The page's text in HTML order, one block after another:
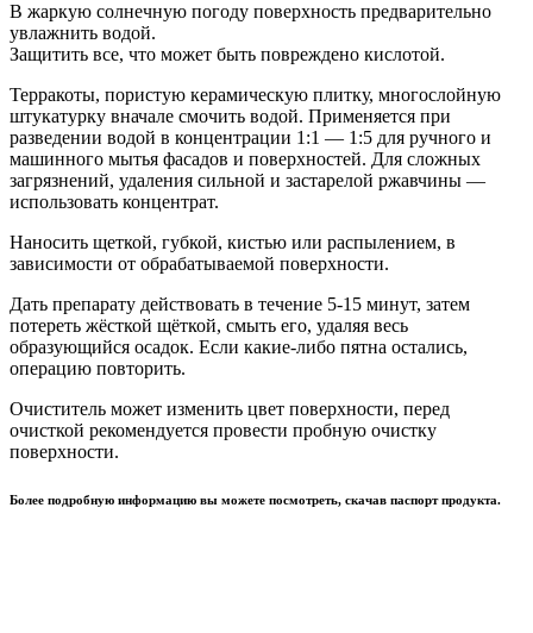
В жаркую солнечную погоду поверхность предварительно
увлажнить водой.
Защитить все, что может быть повреждено кислотой.
Терракоты, пористую керамическую плитку, многослойную
штукатурку вначале смочить водой. Применяется при
разведении водой в концентрации 1:1 — 1:5 для ручного и
машинного мытья фасадов и поверхностей. Для сложных
загрязнений, удаления сильной и застарелой ржавчины —
использовать концентрат.
Наносить щеткой, губкой, кистью или распылением, в
зависимости от обрабатываемой поверхности.
Дать препарату действовать в течение 5-15 минут, затем
потереть жёсткой щёткой, смыть его, удаляя весь
образующийся осадок. Если какие-либо пятна остались,
операцию повторить.
Очиститель может изменить цвет поверхности, перед
очисткой рекомендуется провести пробную очистку
поверхности.
Более подробную информацию вы можете посмотреть, скачав паспорт продукта.